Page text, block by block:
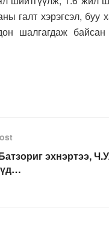
галт хэрэгсэл, буу
шалгагдаж байсан
эхнэртээ,